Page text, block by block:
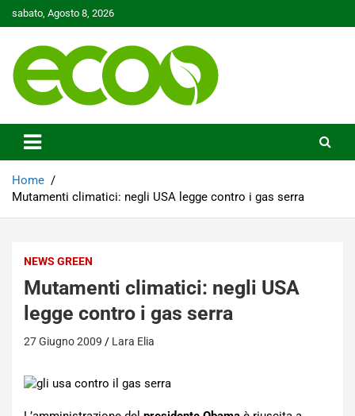
to
sabato, Agosto 8, 2026
Ecoo.it
Home
Mutamenti climatici: negli USA legge contro i gas serra
NEWS GREEN
Mutamenti climatici: negli USA
legge contro i gas serra
27 Giugno 2009 Lara Elia